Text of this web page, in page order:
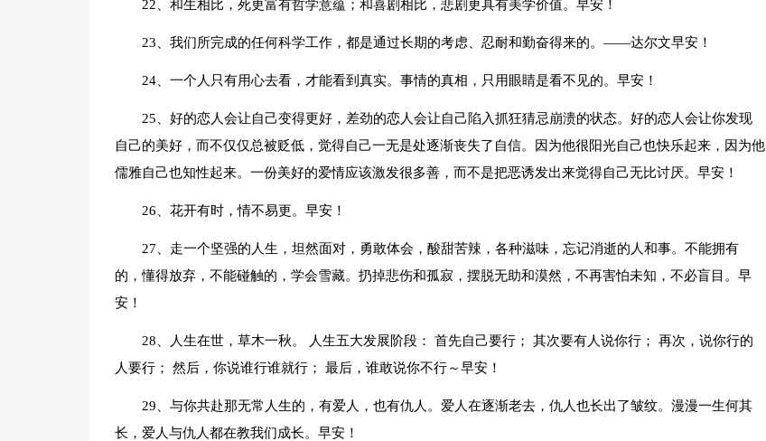
22、和生相比，死更富有哲学意蕴；和喜剧相比，悲剧更具有美学价值。早安！
23、我们所完成的任何科学工作，都是通过长期的考虑、忍耐和勤奋得来的。——达尔文早安！
24、一个人只有用心去看，才能看到真实。事情的真相，只用眼睛是看不见的。早安！
25、好的恋人会让自己变得更好，差劲的恋人会让自己陷入抓狂猜忌崩溃的状态。好的恋人会让你发现
自己的美好，而不仅仅总被贬低，觉得自己一无是处逐渐丧失了自信。因为他很阳光自己也快乐起来，因为他
儒雅自己也知性起来。一份美好的爱情应该激发很多善，而不是把恶诱发出来觉得自己无比讨厌。早安！
26、花开有时，情不易更。早安！
27、走一个坚强的人生，坦然面对，勇敢体会，酸甜苦辣，各种滋味，忘记消逝的人和事。不能拥有
的，懂得放弃，不能碰触的，学会雪藏。扔掉悲伤和孤寂，摆脱无助和漠然，不再害怕未知，不必盲目。早
安！
28、人生在世，草木一秋。 人生五大发展阶段： 首先自己要行； 其次要有人说你行； 再次，说你行的
人要行； 然后，你说谁行谁就行； 最后，谁敢说你不行～早安！
29、与你共赴那无常人生的，有爱人，也有仇人。爱人在逐渐老去，仇人也长出了皱纹。漫漫一生何其
长，爱人与仇人都在教我们成长。早安！